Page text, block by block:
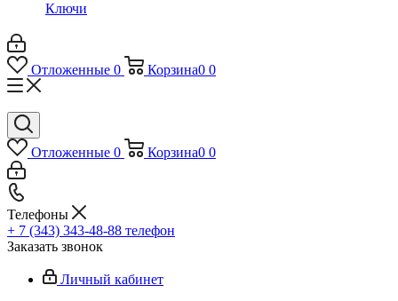
Ключи
Отложенные 0 Корзина0 0
Отложенные 0 Корзина0 0
Телефоны
+ 7 (343) 343-48-88 телефон
Заказать звонок
Личный кабинет